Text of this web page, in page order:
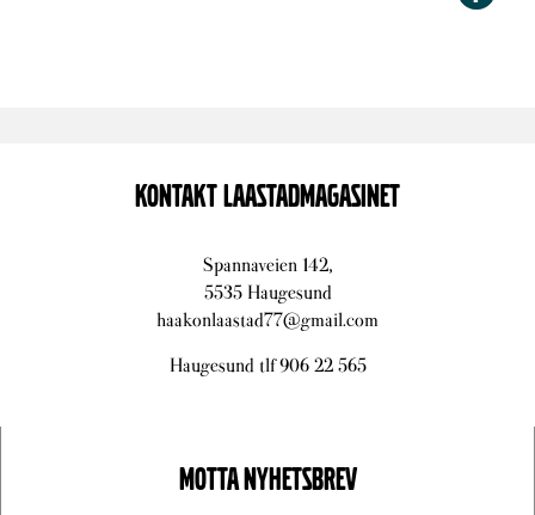
KONTAKT LAASTADMAGASINET
Spannaveien 142,
5535 Haugesund
haakonlaastad77@gmail.com
Haugesund tlf 906 22 565
MOTTA NYHETSBREV